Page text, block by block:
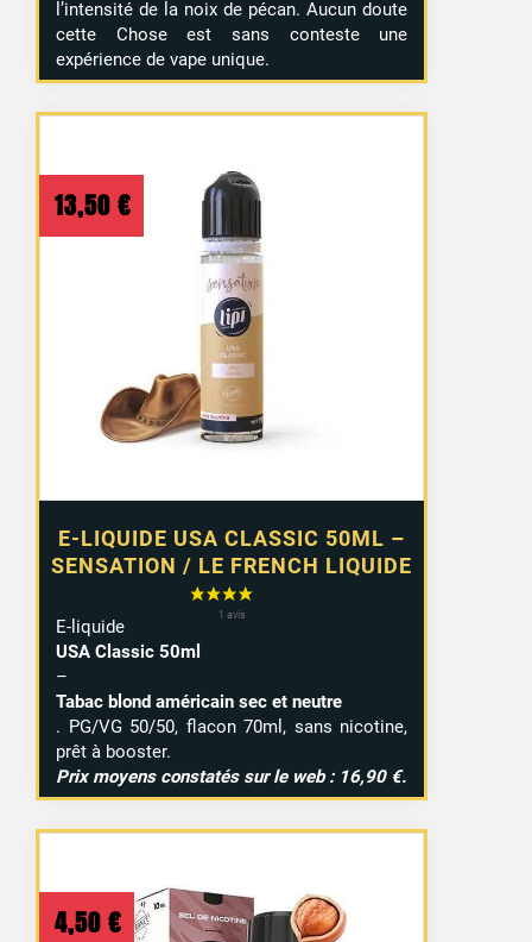
l’intensité de la noix de pécan. Aucun doute
cette Chose est sans conteste une
expérience de vape unique.
E-LIQUIDE USA CLASSIC 50ML –
SENSATION / LE FRENCH LIQUIDE
13,50 €
E-liquide
USA Classic 50ml
–
Tabac blond américain sec et neutre
. PG/VG 50/50, flacon 70ml, sans nicotine,
prêt à booster.
Prix moyens constatés sur le web : 16,90 €.
4,50 €